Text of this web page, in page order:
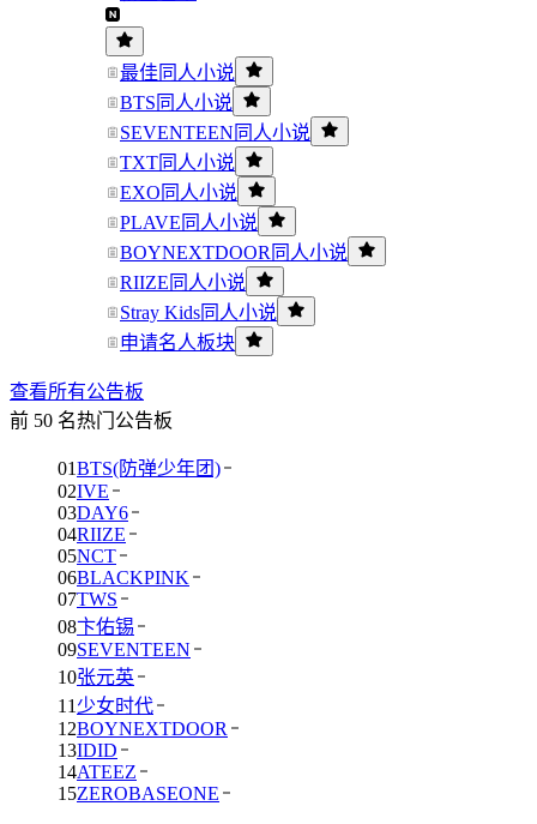
最佳同人小说
BTS同人小说
SEVENTEEN同人小说
TXT同人小说
EXO同人小说
PLAVE同人小说
BOYNEXTDOOR同人小说
RIIZE同人小说
Stray Kids同人小说
申请名人板块
查看所有公告板
前 50 名热门公告板
01BTS(防弹少年团)
02IVE
03DAY6
04RIIZE
05NCT
06BLACKPINK
07TWS
08卞佑锡
09SEVENTEEN
10张元英
11 少女时代
12BOYNEXTDOOR
13IDID
14ATEEZ
15ZEROBASEONE